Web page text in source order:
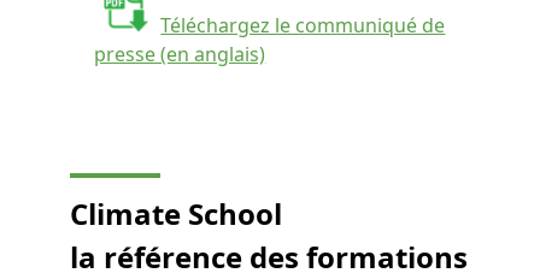
Téléchargez le communiqué de
presse (en anglais)
Climate School
la référence des formations